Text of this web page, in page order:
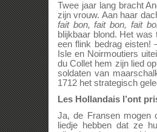
Twee jaar lang bracht
zijn vrouw. Aan haar
fait bon, fait bon, fait
blijkbaar blond. Het
een flink bedrag eisten!
Isle en Noirmoutiers
du Collet hem zijn lied
soldaten van
1712 het strategisch
Les Hollandais l’ont
Ja, de Fransen mogen
liedje hebben dat ze